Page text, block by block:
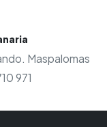
Maspalomas
971